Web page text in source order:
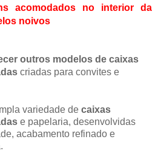
acomodados no interior da
noivos
outros modelos de caixas
criadas para convites e
variedade de caixas
e papelaria, desenvolvidas
acabamento refinado e